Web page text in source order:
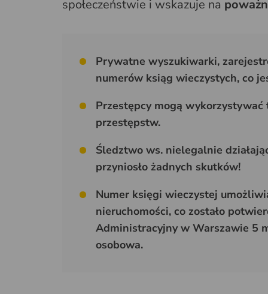
społeczeństwie i wskazuje na
Prywatne wyszukiwarki,
numerów ksiąg wieczystych, co
Przestępcy mogą
przestępstw.
Śledztwo ws. nielegalnie
przyniosło żadnych skutków!
Numer księgi wieczystej
nieruchomości, co zostało
Administracyjny w Warszawie 5
osobowa.